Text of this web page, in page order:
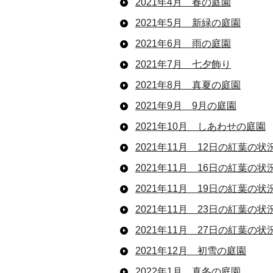
2021年4月 春の庭園
2021年5月 新緑の庭園
2021年6月 雨の庭園
2021年7月 七夕飾り
2021年8月 真夏の庭園
2021年9月 9月の庭園
2021年10月 しあわせの庭園
2021年11月 12日の紅葉の状
2021年11月 16日の紅葉の状
2021年11月 19日の紅葉の状
2021年11月 23日の紅葉の状
2021年11月 27日の紅葉の状
2021年12月 初雪の庭園